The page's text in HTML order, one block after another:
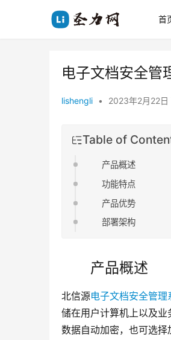
首
电子文档安全管
lishengli • 2023年2月22
Table of
产品概述
功能特点
产品优势
部署架构
产品概述
北信源电子文档安全管理
储在用户计算机上以及
数据自动加密，也可选